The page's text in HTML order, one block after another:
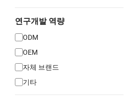
연구개발 역량
ODM
OEM
자체 브랜드
기타